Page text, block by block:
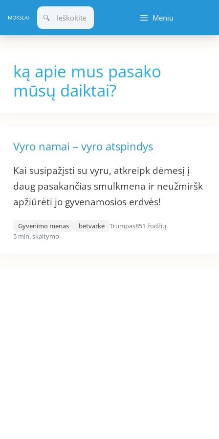
prie
turinio
Meniu
ką apie mus pasako
mūsų daiktai?
Vyro namai – vyro atspindys
Kai susipažįsti su vyru, atkreipk dėmesį į
daug pasakančias smulkmena ir neužmiršk
apžiūrėti jo gyvenamosios erdvės!
Gyvenimo menas betvarkė Trumpas851 žodžių
5 min. skaitymo